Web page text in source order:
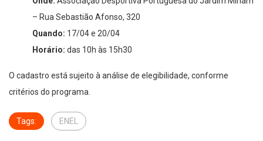
– Rua Sebastião Afonso, 320
Quando: 17/04 e 20/04
Horário: das 10h às 15h30
O cadastro está sujeito à análise de elegibilidade, conforme
critérios do programa.
Tags: ENEL